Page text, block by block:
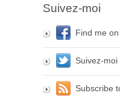
Suivez-moi
Find me
Suivez-
Subscribe